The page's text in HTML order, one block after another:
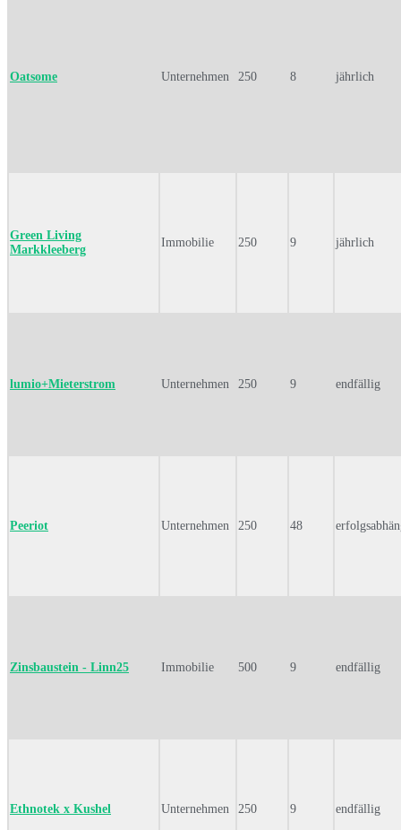
Oatsome Unternehmen 250 8 jährlich
Green Living
Markkleeberg
Immobilie 250 9 jährlich
lumio+Mieterstrom Unternehmen 250 9 endfällig
Peeriot Unternehmen 250 48
Zinsbaustein - Linn25 Immobilie 500 9 endfällig
Ethnotek x Kushel Unternehmen 250 9 endfällig